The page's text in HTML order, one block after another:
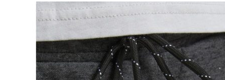
Naisten talvitakit
LAPSET
Lasten paidat
Lasten paidat
Lasten kauluspaidat
Lasten trikoopaidat
Lasten colleget ja hupparit
Lasten neuleet